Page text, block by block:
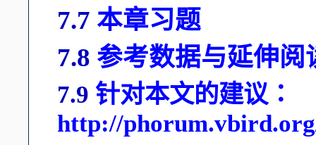
7.7 本章习题
7.8 参考数据与延伸阅
7.9 针对本文的建议：
http://